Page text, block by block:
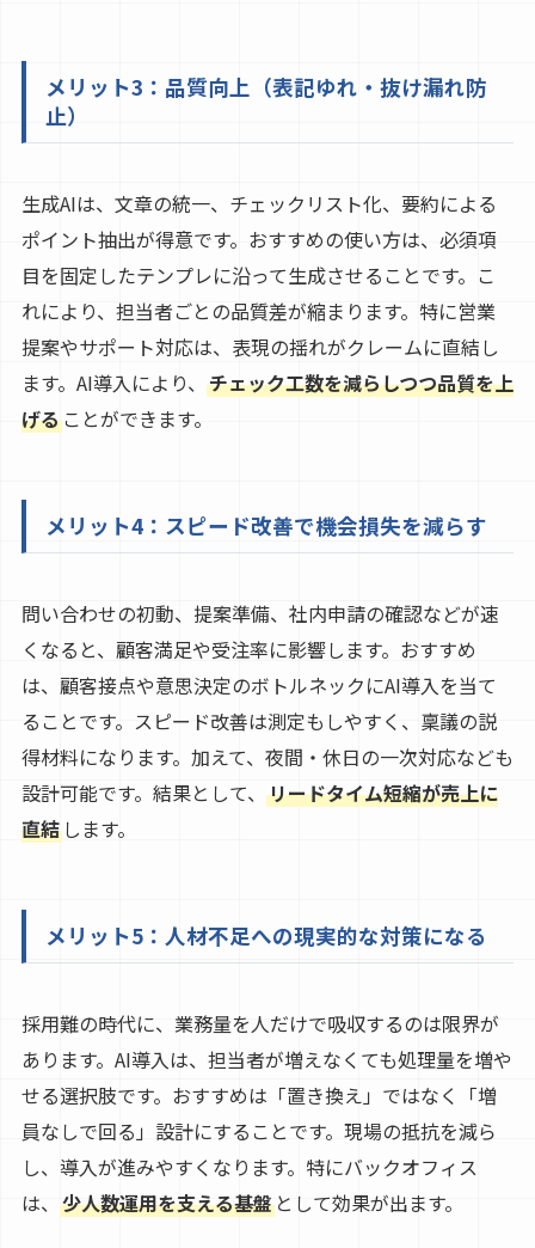
メリット3：品質向上（表記ゆれ・抜け漏れ防
止）
生成AIは、文章の統一、チェックリスト化、要約による
ポイント抽出が得意です。おすすめの使い方は、必須項
目を固定したテンプレに沿って生成させることです。こ
れにより、担当者ごとの品質差が縮まります。特に営業
提案やサポート対応は、表現の揺れがクレームに直結し
ます。AI導入により、 チェック工数を減らしつつ品質を上
げることができます。
メリット4：スピード改善で機会損失を減らす
問い合わせの初動、提案準備、社内申請の確認などが速
くなると、顧客満足や受注率に影響します。おすすめ
は、顧客接点や意思決定のボトルネックにAI導入を当て
ることです。スピード改善は測定もしやすく、稟議の説
得材料になります。加えて、夜間・休日の一次対応なども
設計可能です。結果として、 リードタイム短縮が売上に
直結します。
メリット5：人材不足への現実的な対策になる
採用難の時代に、業務量を人だけで吸収するのは限界が
あります。AI導入は、担当者が増えなくても処理量を増や
せる選択肢です。おすすめは「置き換え」ではなく「増
員なしで回る」設計にすることです。現場の抵抗を減ら
し、導入が進みやすくなります。特にバックオフィス
は、 少人数運用を支える基盤として効果が出ます。